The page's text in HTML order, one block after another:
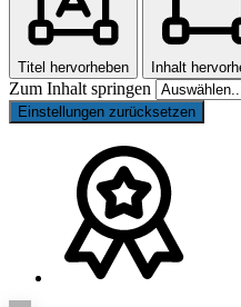
Titel hervorheben Inhalt
Zum Inhalt springen
Einstellungen zurücksetzen